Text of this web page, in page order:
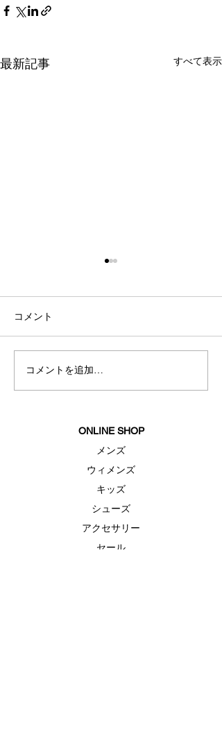
最新記事 すべて表示
コメント
コメントを追加…
ONLINE SHOP
メンズ
ウィメンズ
キッズ
シューズ
アクセサリー
セール